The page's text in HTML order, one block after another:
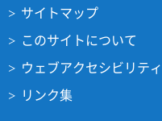
サイトマップ
このサイトについて
ウェブアクセシビリテ
リンク集